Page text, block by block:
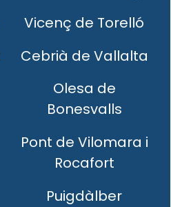
Vicenç de Torelló
Cebrià de Vallalta
Olesa de
Bonesvalls
Pont de Vilomara i
Rocafort
Puigdàlber